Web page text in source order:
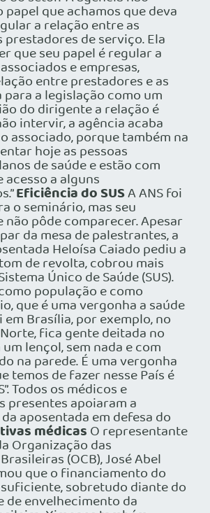
que achamos que deva
a relação entre as
prestadores de serviço. Ela
que seu papel é regular a
e empresas,
entre prestadores e as
a legislação como um
do dirigente a relação é
intervir, a agência acaba
associado, porque também na
hoje as pessoas
de saúde e estão com
a alguns
Eficiência do SUSA ANS foi
o seminário, mas seu
pôde comparecer. Apesar
da mesa de palestrantes, a
Heloísa Caiado pediu a
de revolta, cobrou mais
Único de Saúde (SUS).
população e como
que é uma vergonha a saúde
em Brasília, por exemplo, no
Norte, fica gente deitada no
lençol, sem nada e com
na parede. É uma vergonha
temos de fazer nesse País é
Todos os médicos e
presentes apoiaram a
aposentada em defesa do
médicasO representante
Organização das
(OCB), José Abel
que o financiamento do
sobretudo diante do
de envelhecimento da